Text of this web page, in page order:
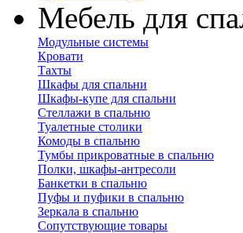
Мебель для
Модульные системы
Кровати
Тахты
Шкафы для спальни
Шкафы-купе для спальни
Стеллажи в спальню
Туалетные столики
Комоды в спальню
Тумбы прикроватные в спальню
Полки, шкафы-антресоли
Банкетки в спальню
Пуфы и пуфики в спальню
Зеркала в спальню
Сопутствующие товары